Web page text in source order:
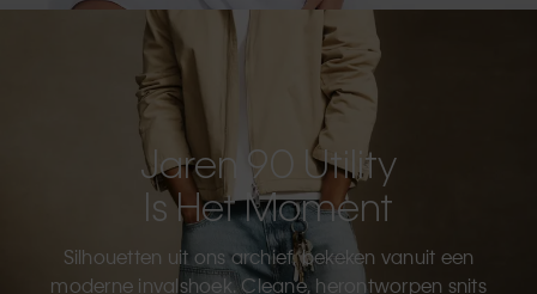
Jaren 90 Utility
Is Het Moment
Silhouetten uit ons archief, bekeken vanuit een
moderne invalshoek. Cleane, herontworpen snits